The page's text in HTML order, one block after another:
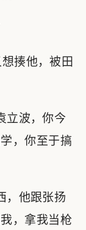
揍他，被田
立波，你今
，你至于搞
，他跟张扬
，拿我当枪